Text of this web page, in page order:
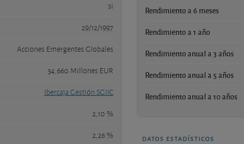
si
29/12/1997
Acciones Emergentes Globales
34,660 Millones EUR
Ibercaja Gestión SGIIC
2,10 %
2,26 %
Rendimiento a 6 meses
Rendimiento a 1 año
Rendimiento anual a 3 años
Rendimiento anual a 5 años
Rendimiento anual a 10 años
datos estadísticos